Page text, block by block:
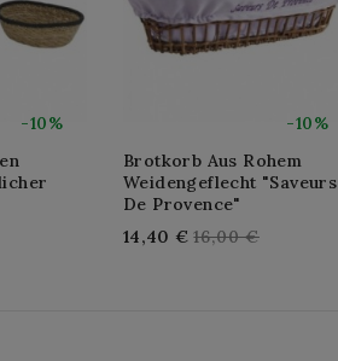
-10% -10%
Brotkorb Aus Rohem
Weidengeflecht "Saveurs
De Provence"
14,40 € Regular
16,00 €